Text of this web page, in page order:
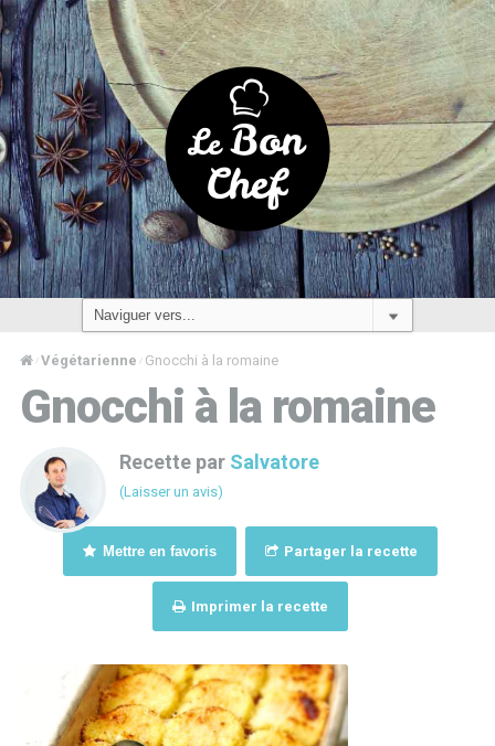
/ Végétarienne / Gnocchi à la romaine
Gnocchi à la romaine
Recette par Salvatore
(Laisser un avis)
Mettre en favoris Partager la recette
Imprimer la recette